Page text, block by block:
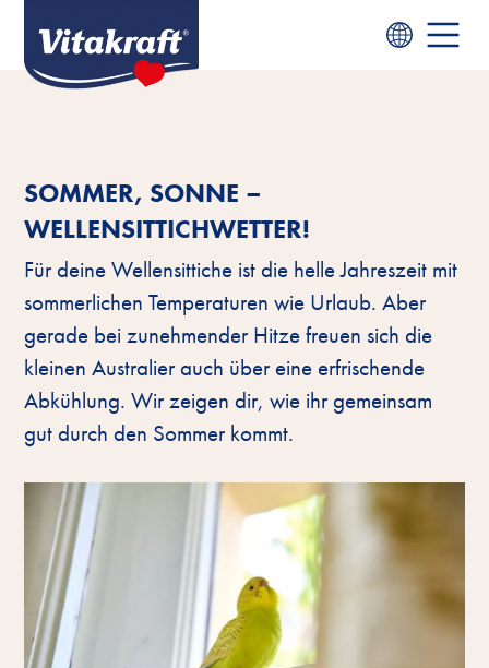
SOMMER, SONNE –
WELLENSITTICHWETTER!
Für deine Wellensittiche ist die helle Jahreszeit mit
sommerlichen Temperaturen wie Urlaub. Aber
gerade bei zunehmender Hitze freuen sich die
kleinen Australier auch über eine erfrischende
Abkühlung. Wir zeigen dir, wie ihr gemeinsam
gut durch den Sommer kommt.